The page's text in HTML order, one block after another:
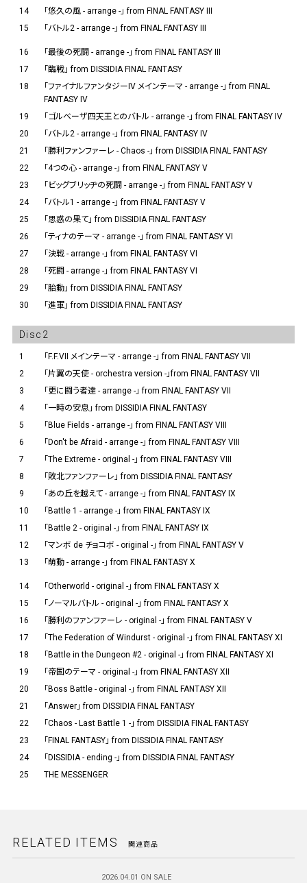
14
「悠久の風 - arrange -」 from FINAL FANTASY III
15
「バトル2 - arrange -」 from FINAL FANTASY III
16
「最後の死闘 - arrange -」 from FINAL FANTASY III
17
「臨戦」 from DISSIDIA FINAL FANTASY
18
「ファイナルファンタジーIV メインテーマ - arrange -」 from FINAL
FANTASY IV
19
「ゴルベーザ四天王とのバトル - arrange -」 from FINAL FANTASY IV
20
「バトル2 - arrange -」 from FINAL FANTASY IV
21
「勝利ファンファーレ - Chaos -」 from DISSIDIA FINAL FANTASY
22
「4つの心 - arrange -」 from FINAL FANTASY V
23
「ビッグブリッヂの死闘 - arrange -」 from FINAL FANTASY V
24
「バトル1 - arrange -」 from FINAL FANTASY V
25
「思惑の果て」 from DISSIDIA FINAL FANTASY
26
「ティナのテーマ - arrange -」 from FINAL FANTASY VI
27
「決戦 - arrange -」 from FINAL FANTASY VI
28
「死闘 - arrange -」 from FINAL FANTASY VI
29
「胎動」 from DISSIDIA FINAL FANTASY
30
「進軍」 from DISSIDIA FINAL FANTASY
Disc2
1
「F.F.VII メインテーマ - arrange -」 from FINAL FANTASY VII
2
「片翼の天使 - orchestra version -」from FINAL FANTASY VII
3
「更に闘う者達 - arrange -」 from FINAL FANTASY VII
4
「一時の安息」 from DISSIDIA FINAL FANTASY
5
「Blue Fields - arrange -」 from FINAL FANTASY VIII
6
「Don't be Afraid - arrange -」 from FINAL FANTASY VIII
7
「The Extreme - original -」 from FINAL FANTASY VIII
8
「敗北ファンファーレ」 from DISSIDIA FINAL FANTASY
9
「あの丘を越えて - arrange -」 from FINAL FANTASY IX
10
「Battle 1 - arrange -」 from FINAL FANTASY IX
11
「Battle 2 - original -」 from FINAL FANTASY IX
12
「マンボ de チョコボ - original -」 from FINAL FANTASY V
13
「萌動 - arrange -」 from FINAL FANTASY X
14
「Otherworld - original -」 from FINAL FANTASY X
15
「ノーマルバトル - original -」 from FINAL FANTASY X
16
「勝利のファンファーレ - original -」 from FINAL FANTASY V
17
「The Federation of Windurst - original -」 from FINAL FANTASY XI
18
「Battle in the Dungeon #2 - original -」 from FINAL FANTASY XI
19
「帝国のテーマ - original -」 from FINAL FANTASY XII
20
「Boss Battle - original -」 from FINAL FANTASY XII
21
「Answer」 from DISSIDIA FINAL FANTASY
22
「Chaos - Last Battle 1 -」 from DISSIDIA FINAL FANTASY
23
「FINAL FANTASY」 from DISSIDIA FINAL FANTASY
24
「DISSIDIA - ending -」 from DISSIDIA FINAL FANTASY
25
THE MESSENGER
RELATED ITEMS 関連商品
2026.04.01 ON SALE